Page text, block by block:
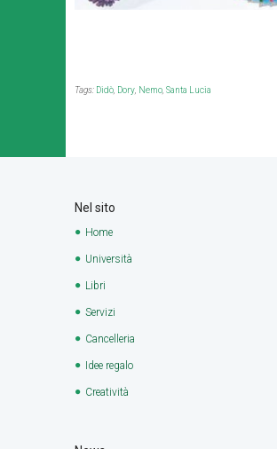
Tags: Didò Dory Nemo Santa Lucia
Nel sito
Home
Università
Libri
Servizi
Cancelleria
Idee regalo
Creatività